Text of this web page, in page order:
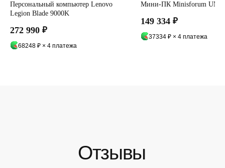
Персональный компьютер Lenovo
Legion Blade 9000K
272 990 ₽
68248 ₽ × 4 платежа
Мини-ПК Minisforum
149 334 ₽
37334 ₽ × 4 платежа